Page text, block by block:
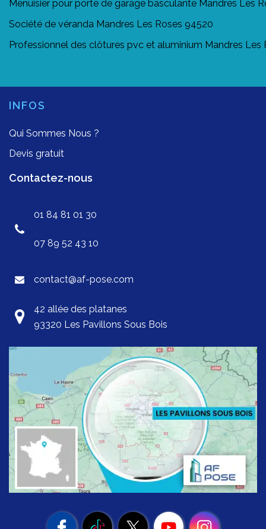
Menuisier pour porte de garage basculante Mandres Les
Société de véranda Mandres Les Roses 94520
Professionnel des clôtures pvc et aluminium Mandres Les
INFOS
Qui Sommes Nous ?
Devis gratuit
Contactez-nous
01 84 81 01 30
07 89 52 43 10
contact@af-pose.com
42 allée des platanes
93320 Les Pavillons Sous Bois